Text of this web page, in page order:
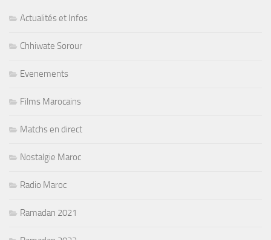
Actualités et Infos
Chhiwate Sorour
Evenements
Films Marocains
Matchs en direct
Nostalgie Maroc
Radio Maroc
Ramadan 2021